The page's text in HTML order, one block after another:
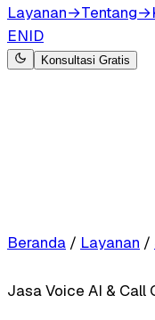
Layanan→Tentang→
ENID
Konsultasi Gratis
Beranda / Layanan /
Jasa Voice AI & Call